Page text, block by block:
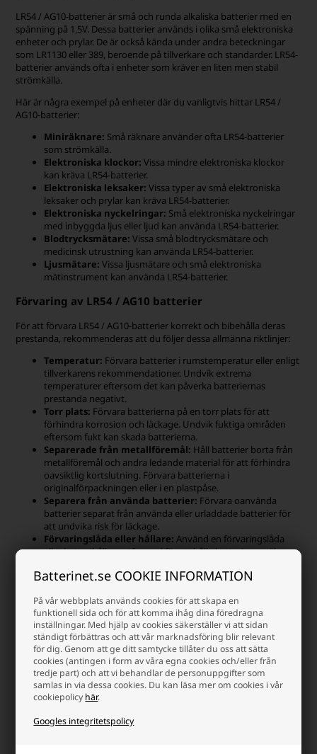
Batterinet.se COOKIE INFORMATION
På vår webbplats används cookies för att skapa en
funktionell sida och för att komma ihåg dina föredragna
inställningar. Med hjälp av cookies säkerställer vi att sidan
ständigt förbättras och att vår marknadsföring blir relevant
för dig. Genom att ge ditt samtycke tillåter du oss att sätta
cookies (antingen i form av våra egna cookies och/eller från
tredje part) och att vi behandlar de personuppgifter som
samlas in via dessa cookies. Du kan läsa mer om cookies i vår
cookiepolicy här.
Googles integritetspolicy
LR54 / AG10-batterier är små och runda alkaliska batterier med en
spänning på 1,5V. Dessa batterier används i olika små elektroniska
enheter och prylar. De är också kända under andra beteckningar
som LR1130 eller 389, beroende på tillverkare och standarder. LR54-
batterier används ofta i enheter som kräver en liten men stabil
strömkälla.
Här är några exempel på enheter där du vanligtvis hittar LR54 /
AG10-batterier:
Miniräknare: Små räknare använder ofta LR54-batterier
som strömkälla.
Elektroniska klockor: Vissa mindre elektroniska klockor
kan kräva LR54-batterier.
Elektroniska leksaker: Vissa typer av små elektroniska
leksaker och prylar kan kräva LR54-batterier.
Elektroniska nyckelringar: Små elektroniska nyckelringar
med inbyggda ljus eller ljud kan använda LR54-batterier.
Blodtrycksmätare: Vissa små blodtrycksmätare och
medicinsk utrustning kan använda LR54-batterier.
Ljusmätare: Vissa ljusmätare och små elektroniska
mätinstrument kan använda LR54-batterier.
Förvaring av LR54 / AG10 batterier
För att förvara LR54 / AG10-batterier korrekt och bibehålla deras
prestanda, rekommenderas att du följer dessa allmänna riktlinjer:
Temperatur: Förvara batterier i rumstemperatur eller enligt
tillverkarens rekommendationer. Undvik extrema
temperaturer eftersom det kan påverka batteriernas
prestanda negativt.
Torr plats: Förvara batterierna på en torr plats för att
förhindra korrosion och läckage. Undvik fuktiga områden
eftersom fukt kan skada batterierna.
Separerade från metallföremål: Håll batterier borta från
metallföremål och andra ledande material för att förhindra
oavsiktlig kortslutning. Förvara batterierna i
originalförpackningen eller i en plastpåse.
Separera från använda batterier: Förvara oanvända
batterier separat från använda eller urladdade batterier för
att undvika risk för läckage.
Förvaringslåda eller hållare: Använd en förvaringslåda
eller batterihållare utformad för att hålla batterierna säkra
lagringsförhållandena och bibehålla prestandan hos dina LR54 /
AG10-batterier.
Hållbarhet för LR54 / AG10-batterier
Hållbarheten hos LR54 / AG10-batterier beror på flera faktorer,
inklusive tillverkarens kvalitet, lagringsförhållanden och
användningsmönster. Generellt sett har alkaliska batterier en
relativt lång hållbarhet jämfört med andra batterityper. Om LR54 /
och inte alltför fuktig atmosfär, och inte används, kan de vanligtvis